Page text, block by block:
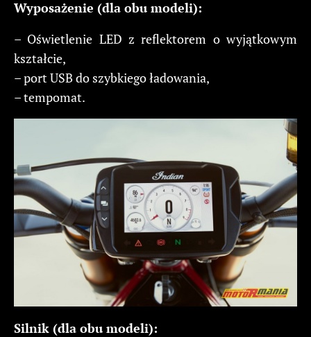
Wyposażenie (dla obu modeli):
– Oświetlenie LED z reflektorem o wyjątkowym
kształcie,
– port USB do szybkiego ładowania,
– tempomat.
Silnik (dla obu modeli):